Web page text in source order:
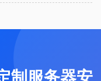
制服务器安